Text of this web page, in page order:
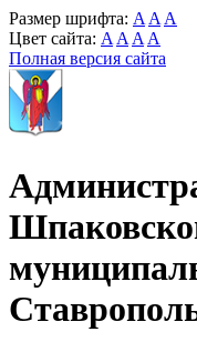
Размер шрифта: A A A
Цвет сайта: A A A A
Полная версия сайта